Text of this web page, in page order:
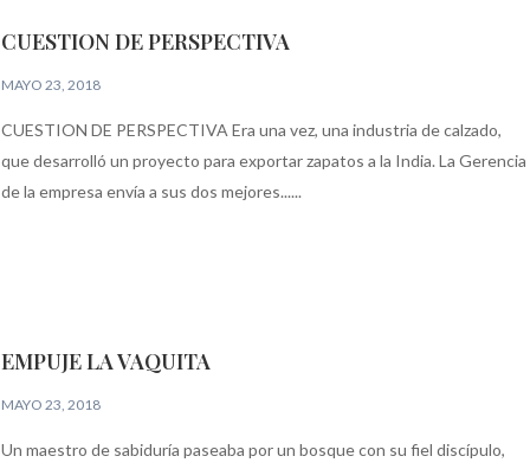
CUESTION DE PERSPECTIVA
MAYO 23, 2018
CUESTION DE PERSPECTIVA Era una vez, una industria de calzado,
que desarrolló un proyecto para exportar zapatos a la India. La Gerencia
de la empresa envía a sus dos mejores......
EMPUJE LA VAQUITA
MAYO 23, 2018
Un maestro de sabiduría paseaba por un bosque con su fiel discípulo,